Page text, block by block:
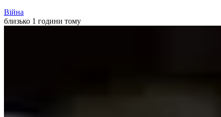
Війна
близько 1 години тому